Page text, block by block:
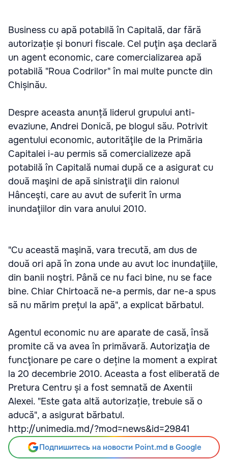
Business cu apă potabilă în Capitală, dar fără
autorizație și bonuri fiscale. Cel puţin aşa declară
un agent economic, care comercializarea apă
potabilă "Roua Codrilor" în mai multe puncte din
Chișinău.
Despre aceasta anunță liderul grupului anti-
evaziune, Andrei Donică, pe blogul său. Potrivit
agentului economic, autorităţile de la Primăria
Capitalei i-au permis să comercializeze apă
potabilă în Capitală numai după ce a asigurat cu
două maşini de apă sinistraţii din raionul
Hânceşti, care au avut de suferit în urma
inundaţiilor din vara anului 2010.
"Cu această maşină, vara trecută, am dus de
două ori apă în zona unde au avut loc inundaţiile,
din banii noştri. Până ce nu faci bine, nu se face
bine. Chiar Chirtoacă ne-a permis, dar ne-a spus
să nu mărim prețul la apă", a explicat bărbatul.
Agentul economic nu are aparate de casă, însă
promite că va avea în primăvară. Autorizaţia de
funcţionare pe care o deține la moment a expirat
la 20 decembrie 2010. Aceasta a fost eliberată de
Pretura Centru și a fost semnată de Axentii
Alexei. "Este gata altă autorizație, trebuie să o
aducă", a asigurat bărbatul.
http://unimedia.md/?mod=news&id=29841
Подпишитесь на новости Point.md в Google